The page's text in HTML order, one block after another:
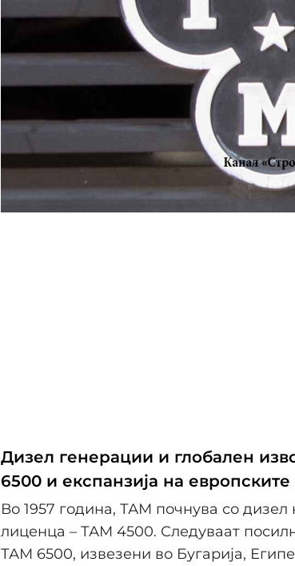
Дизел генерации и глобален
6500 и експанзија на
Во 1957 година, ТАМ почнува со
лиценца – ТАМ 4500. Следуваат
ТАМ 6500, извезени во Бугарија,